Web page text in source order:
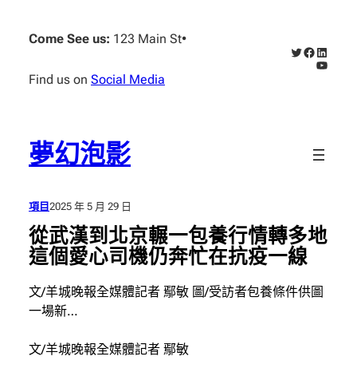
Come See us: 123 Main St•
Find us on Social Media
X Facebook
夢幻泡影
項目 2025 年 5 月 29 日
從武漢到北京輾一包養行情轉多地
這個愛心司機仍奔忙在抗疫一線
文/羊城晚報全媒體記者 鄢敏 圖/受訪者包養條件供圖
一場新…
文/羊城晚報全媒體記者 鄢敏